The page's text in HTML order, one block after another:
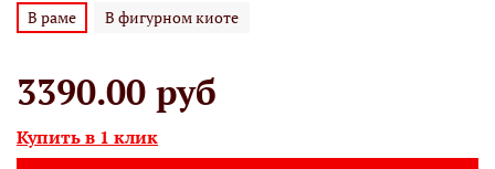
В раме В фигурном киоте
3390.00 руб
Купить в 1 клик